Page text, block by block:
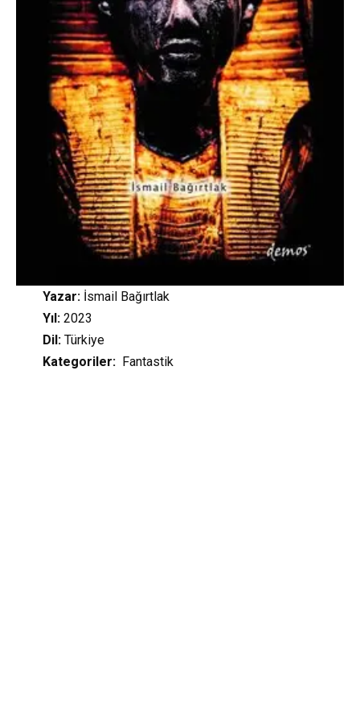
Yazar:İsmail Bağırtlak
Yıl:2023
Dil:Türkiye
Kategoriler:Fantastik